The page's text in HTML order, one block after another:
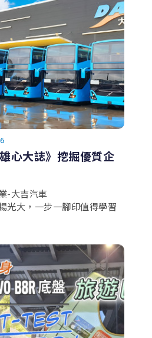
心大誌》挖掘優質企
-大吉汽車
光大，一步一腳印值得學習